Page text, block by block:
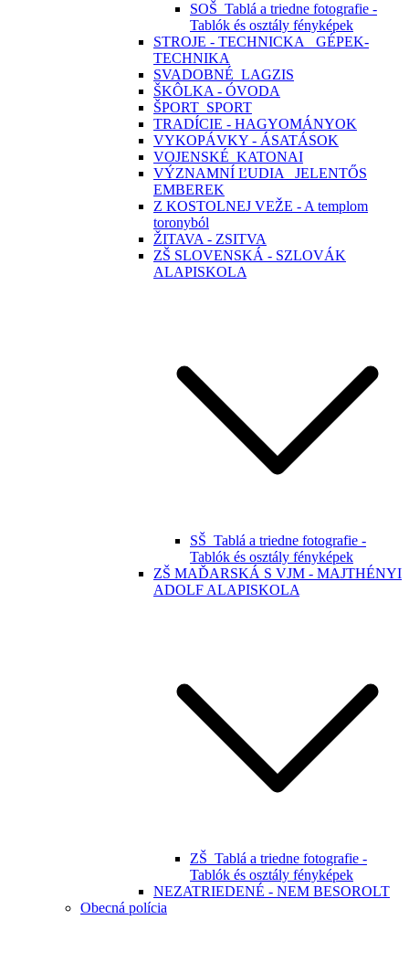
SOŠ_Tablá a triedne fotografie -
Tablók és osztály fényképek
STROJE - TECHNICKA_ GÉPEK-
TECHNIKA
SVADOBNÉ_LAGZIS
ŠKÔLKA - ÓVODA
ŠPORT_SPORT
TRADÍCIE - HAGYOMÁNYOK
VYKOPÁVKY - ÁSATÁSOK
VOJENSKÉ_KATONAI
VÝZNAMNÍ ĽUDIA _JELENTŐS
EMBEREK
Z KOSTOLNEJ VEŽE - A templom
toronyból
ŽITAVA - ZSITVA
ZŠ SLOVENSKÁ - SZLOVÁK
ALAPISKOLA
SŠ_Tablá a triedne fotografie -
Tablók és osztály fényképek
ZŠ MAĎARSKÁ S VJM - MAJTHÉNYI
ADOLF ALAPISKOLA
ZŠ_Tablá a triedne fotografie -
Tablók és osztály fényképek
NEZATRIEDENÉ - NEM BESOROLT
Obecná polícia